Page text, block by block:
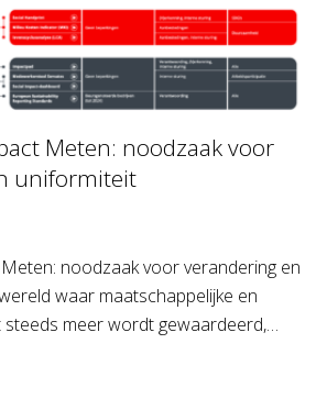
Meten: noodzaak voor
uniformiteit
noodzaak voor verandering en
waar maatschappelijke en
steeds meer wordt gewaardeerd,…